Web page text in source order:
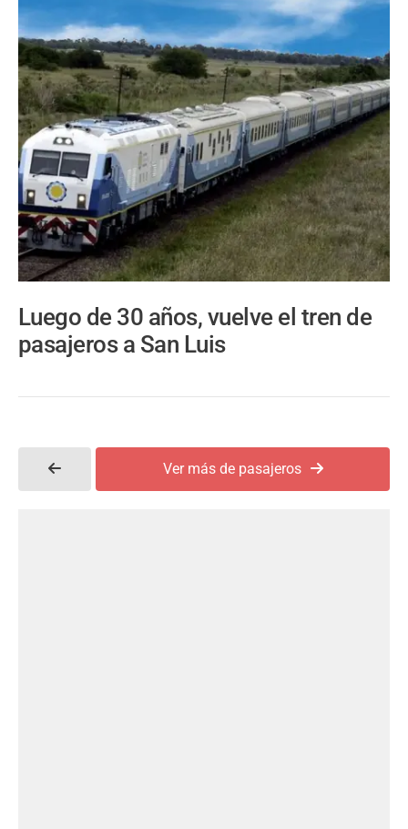
Luego de 30 años, vuelve el tren de
pasajeros a San Luis
Ver más de pasajeros